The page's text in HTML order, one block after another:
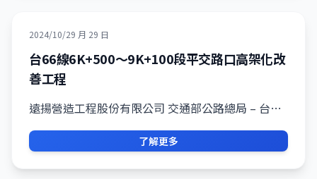
2024/10/29 月 29 日
台66線6K+500～9K+100段平交路口高架化改
善工程
遠揚營造工程股份有限公司 交通部公路總局 – 台…
了解更多